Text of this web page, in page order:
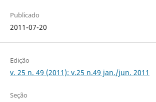
Publicado
2011-07-20
Edição
v. 25 n. 49 (2011): v.25 n.49 jan./jun. 2011
Seção